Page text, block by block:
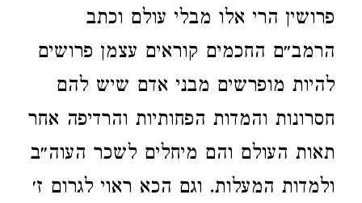
פרושין הרי אלו מבלי עולם וכתב
הרמב״ם החכמים קוראים עצמן פרושים
להיות מופרשים מבני אדם שיש להם
חסרונות והמדות הפחותיות והרדיפה אחר
תאות העולם והם מיחלים לשכר העוה״ב
ולמדות המעלות. וגם הכא ראוי לגרום ז׳